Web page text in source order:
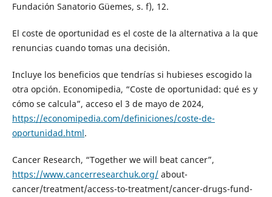
Fundación Sanatorio Güemes, s. f), 12.
El coste de oportunidad es el coste de la alternativa a la que
renuncias cuando tomas una decisión.
Incluye los beneficios que tendrías si hubieses escogido la
otra opción. Economipedia, “Coste de oportunidad: qué es y
cómo se calcula”, acceso el 3 de mayo de 2024,
https://economipedia.com/definiciones/coste-de-
oportunidad.html.
Cancer Research, “Together we will beat cancer”,
https://www.cancerresearchuk.org/about-
cancer/treatment/access-to-treatment/cancer-drugs-fund-